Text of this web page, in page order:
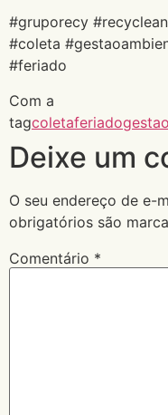
#gruporecy
#coleta
#feriado
Com a
tagcoletaferiado
Deixe um
O seu endereço de e-
obrigatórios são
Comentário *